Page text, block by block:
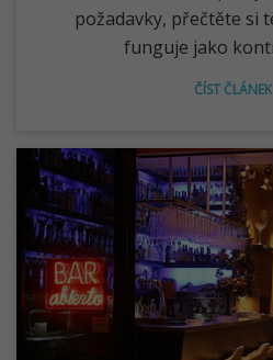
požadavky, přečtěte si
funguje jako
ČÍST ČLÁNEK